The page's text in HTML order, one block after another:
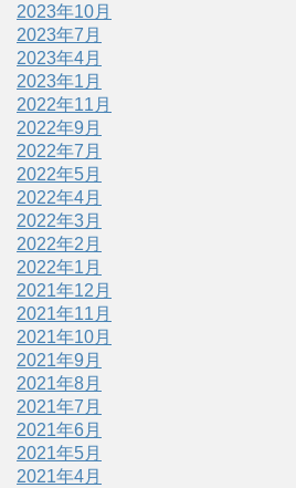
2023年10月
2023年7月
2023年4月
2023年1月
2022年11月
2022年9月
2022年7月
2022年5月
2022年4月
2022年3月
2022年2月
2022年1月
2021年12月
2021年11月
2021年10月
2021年9月
2021年8月
2021年7月
2021年6月
2021年5月
2021年4月